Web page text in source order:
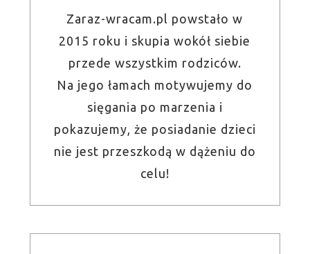
Zaraz-wracam.pl powstało w
2015 roku i skupia wokół siebie
przede wszystkim rodziców.
Na jego łamach motywujemy do
sięgania po marzenia i
pokazujemy, że posiadanie dzieci
nie jest przeszkodą w dążeniu do
celu!